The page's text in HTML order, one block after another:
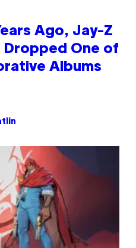
Ago, Jay-Z
Dropped One of
Albums